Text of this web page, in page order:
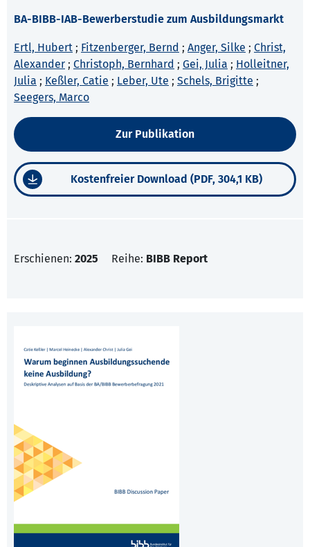
BA-BIBB-IAB-Bewerberstudie zum Ausbildungsmarkt
Ertl, Hubert ; Fitzenberger, Bernd ; Anger, Silke ; Christ,
Alexander ; Christoph, Bernhard ; Gei, Julia ; Holleitner,
Julia ; Keßler, Catie ; Leber, Ute ; Schels, Brigitte ;
Seegers, Marco
Zur Publikation
Kostenfreier Download (PDF, 304,1 KB)
Erschienen: 2025 Reihe: BIBB Report